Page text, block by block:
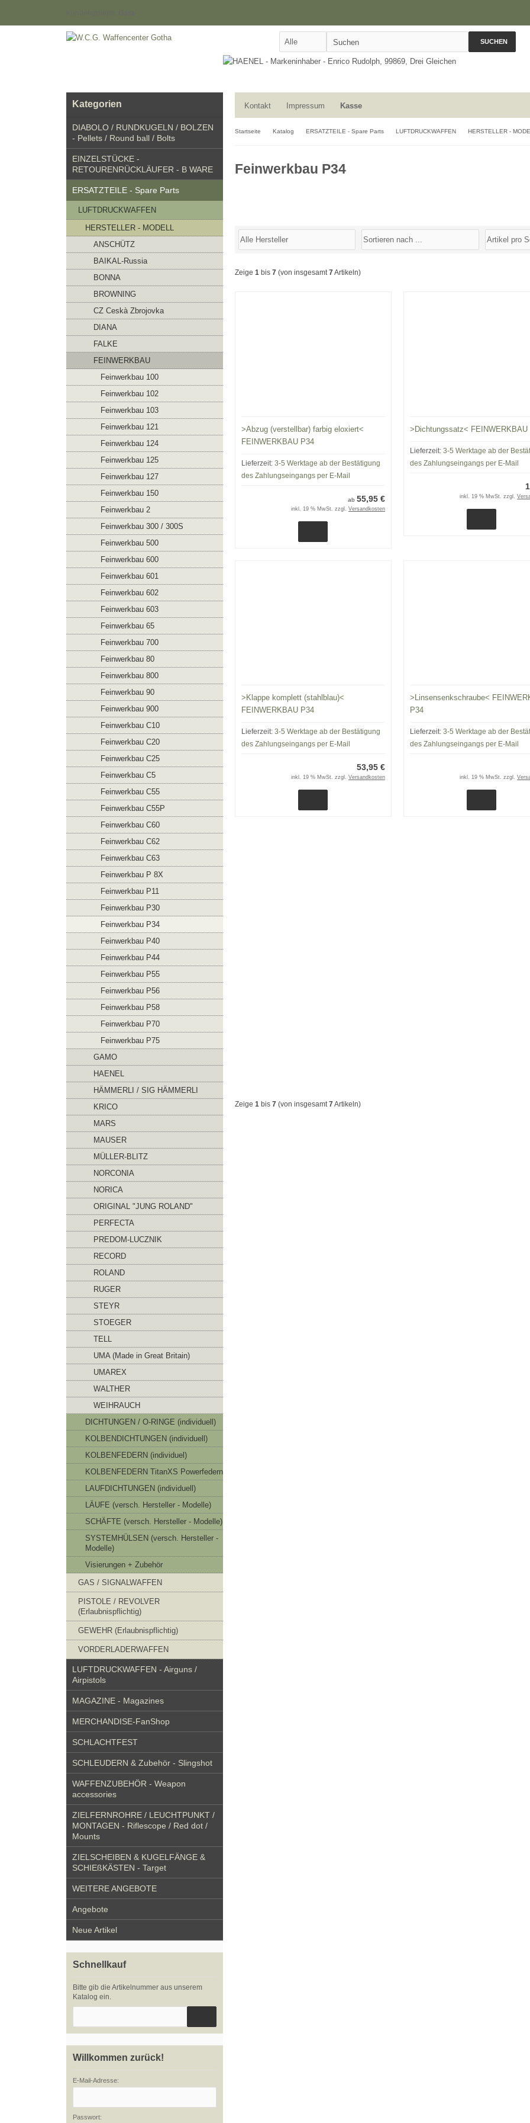
SUCHEN
Kontakt Impressum Kasse
Startseite Katalog ERSATZTEILE - Spare Parts LUFTDRUCKWAFFEN HERSTELLER -
Feinwerkbau P34
Zeige 1 bis 7 (von insgesamt7Artikeln)
>Abzug (verstellbar) farbig eloxiert<
FEINWERKBAU P34
Lieferzeit: 3-5 Werktage ab der Bestätigung
des Zahlungseingangs per E-Mail
ab 55,95 €
inkl. 19 % MwSt. zzgl. Versandkosten
>Dichtungssatz< FEINWERKBAU
Lieferzeit: 3-5 Werktage ab der
des Zahlungseingangs per E-Mail
inkl. 19 % MwSt. zzgl.
>Klappe komplett (stahlblau)<
FEINWERKBAU P34
Lieferzeit: 3-5 Werktage ab der Bestätigung
des Zahlungseingangs per E-Mail
53,95 €
inkl. 19 % MwSt. zzgl. Versandkosten
>Linsensenkschraube<
P34
Lieferzeit: 3-5 Werktage ab der
des Zahlungseingangs per E-Mail
inkl. 19 % MwSt. zzgl.
Zeige 1 bis 7 (von insgesamt 7Artikeln)
Kategorien
DIABOLO / RUNDKUGELN / BOLZEN
- Pellets / Round ball / Bolts
EINZELSTÜCKE -
RETOURENRÜCKLÄUFER - B WARE
ERSATZTEILE - Spare Parts
LUFTDRUCKWAFFEN
HERSTELLER - MODELL
ANSCHÜTZ
BAIKAL-Russia
BONNA
BROWNING
CZ Ceskà Zbrojovka
DIANA
FALKE
FEINWERKBAU
Feinwerkbau 100
Feinwerkbau 102
Feinwerkbau 103
Feinwerkbau 121
Feinwerkbau 124
Feinwerkbau 125
Feinwerkbau 127
Feinwerkbau 150
Feinwerkbau 2
Feinwerkbau 300 / 300S
Feinwerkbau 500
Feinwerkbau 600
Feinwerkbau 601
Feinwerkbau 602
Feinwerkbau 603
Feinwerkbau 65
Feinwerkbau 700
Feinwerkbau 80
Feinwerkbau 800
Feinwerkbau 90
Feinwerkbau 900
Feinwerkbau C10
Feinwerkbau C20
Feinwerkbau C25
Feinwerkbau C5
Feinwerkbau C55
Feinwerkbau C55P
Feinwerkbau C60
Feinwerkbau C62
Feinwerkbau C63
Feinwerkbau P 8X
Feinwerkbau P11
Feinwerkbau P30
Feinwerkbau P34
Feinwerkbau P40
Feinwerkbau P44
Feinwerkbau P55
Feinwerkbau P56
Feinwerkbau P58
Feinwerkbau P70
Feinwerkbau P75
GAMO
HAENEL
HÄMMERLI / SIG HÄMMERLI
KRICO
MARS
MAUSER
MÜLLER-BLITZ
NORCONIA
NORICA
ORIGINAL "JUNG ROLAND"
PERFECTA
PREDOM-LUCZNIK
RECORD
ROLAND
RUGER
STEYR
STOEGER
TELL
UMA (Made in Great Britain)
UMAREX
WALTHER
WEIHRAUCH
DICHTUNGEN / O-RINGE (individuell)
KOLBENDICHTUNGEN (individuell)
KOLBENFEDERN (individuel)
KOLBENFEDERN TitanXS Powerfedern
LAUFDICHTUNGEN (individuell)
LÄUFE (versch. Hersteller - Modelle)
SCHÄFTE (versch. Hersteller - Modelle)
SYSTEMHÜLSEN (versch. Hersteller -
Modelle)
Visierungen + Zubehör
GAS / SIGNALWAFFEN
PISTOLE / REVOLVER
(Erlaubnispflichtig)
GEWEHR (Erlaubnispflichtig)
VORDERLADERWAFFEN
LUFTDRUCKWAFFEN - Airguns /
Airpistols
MAGAZINE - Magazines
MERCHANDISE-FanShop
SCHLACHTFEST
SCHLEUDERN & Zubehör - Slingshot
WAFFENZUBEHÖR - Weapon
accessories
ZIELFERNROHRE / LEUCHTPUNKT /
MONTAGEN - Riflescope / Red dot /
Mounts
ZIELSCHEIBEN & KUGELFÄNGE &
SCHIEßKÄSTEN - Target
WEITERE ANGEBOTE
Angebote
Neue Artikel
Schnellkauf
Bitte gib die Artikelnummer aus unserem
Katalog ein.
Willkommen zurück!
E-Mail-Adresse:
Passwort: